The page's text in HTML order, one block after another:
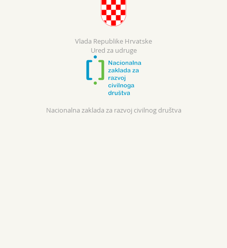
Vlada Republike Hrvatske
Ured za udruge
Nacionalna zaklada za razvoj civilnog društva